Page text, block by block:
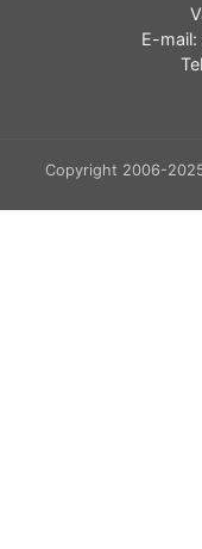
E-mail:
Copyright 2006-